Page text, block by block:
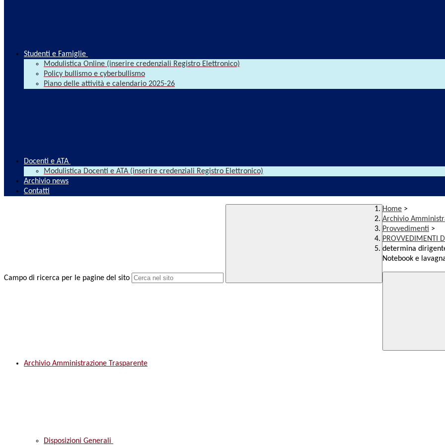
Studenti e Famiglie
Modulistica Online (inserire credenziali Registro Elettronico)
Policy bullismo e cyberbullismo
Piano delle attività e calendario 2025-26
Docenti e ATA
Modulistica Docenti e ATA (inserire credenziali Registro Elettronico)
Archivio news
Contatti
Campo di ricerca per le pagine del sito
Home >
Archivio
Provvedimenti >
PROVVEDIMENTI
determina
Notebook e
Archivio Amministrazione Trasparente
Disposizioni Generali